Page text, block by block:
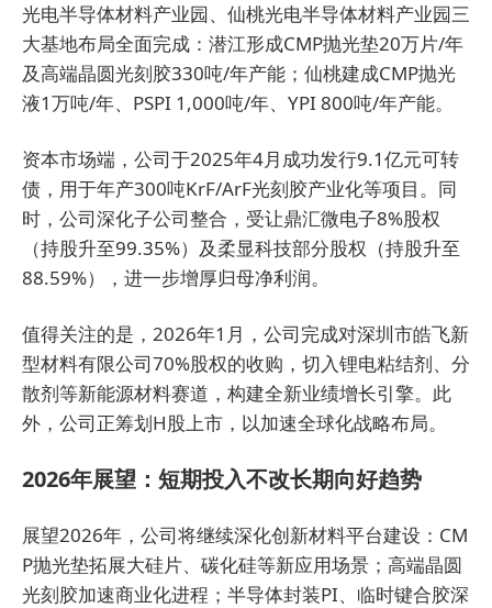
光电半导体材料产业园、仙桃光电半导体材料产业园三
大基地布局全面完成：潜江形成CMP抛光垫20万片/年
及高端晶圆光刻胶330吨/年产能；仙桃建成CMP抛光
液1万吨/年、PSPI 1,000吨/年、YPI 800吨/年产能。
资本市场端，公司于2025年4月成功发行9.1亿元可转
债，用于年产300吨KrF/ArF光刻胶产业化等项目。同
时，公司深化子公司整合，受让鼎汇微电子8%股权
（持股升至99.35%）及柔显科技部分股权（持股升至
88.59%），进一步增厚归母净利润。
值得关注的是，2026年1月，公司完成对深圳市皓飞新
型材料有限公司70%股权的收购，切入锂电粘结剂、分
散剂等新能源材料赛道，构建全新业绩增长引擎。此
外，公司正筹划H股上市，以加速全球化战略布局。
2026年展望：短期投入不改长期向好趋势
展望2026年，公司将继续深化创新材料平台建设：CM
P抛光垫拓展大硅片、碳化硅等新应用场景；高端晶圆
光刻胶加速商业化进程；半导体封装PI、临时键合胶深